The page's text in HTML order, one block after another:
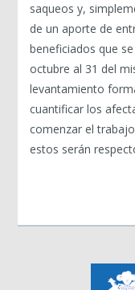
saqueos y,
de un aporte de
beneficiados que
octubre al 31 del
levantamiento
cuantificar los
comenzar el
estos serán